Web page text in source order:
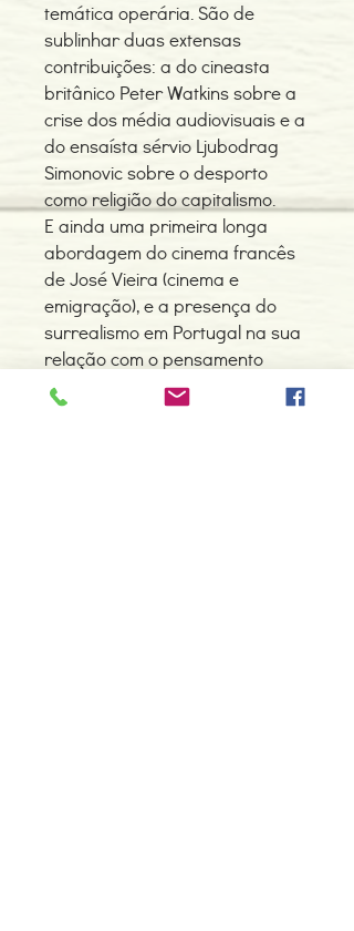
temática operária. São de
sublinhar duas extensas
contribuições: a do cineasta
britânico Peter Watkins sobre a
crise dos média audiovisuais e a
do ensaísta sérvio Ljubodrag
Simonovic sobre o desporto
como religião do capitalismo.
E ainda uma primeira longa
abordagem do cinema francês
de José Vieira (cinema e
emigração), e a presença do
surrealismo em Portugal na sua
relação com o pensamento
libertário.
Este número, profusamente